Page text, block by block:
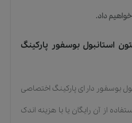
داد.
استانبول بوسفور پارکینگ
بوسفور دارای پارکینگ اختصاصی
از آن رایگان یا با هزینه اندک